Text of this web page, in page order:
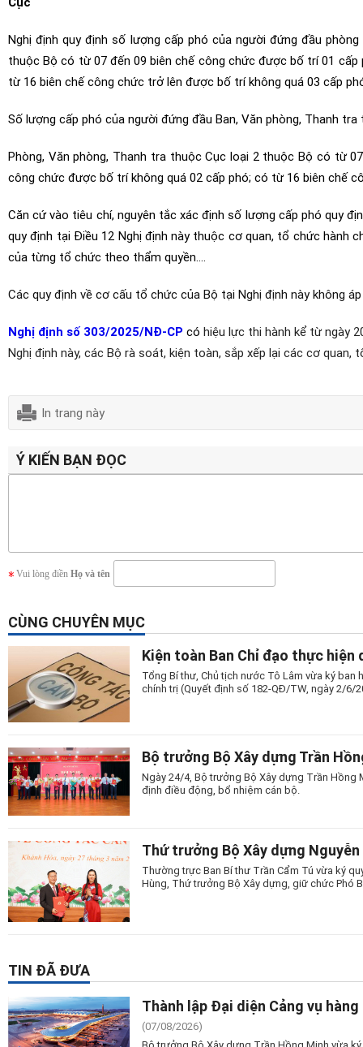
Nghị định quy định số lượng cấp phó của người đứng đầu
thuộc Bộ có từ 07 đến 09 biên chế công chức được bố trí 01
từ 16 biên chế công chức trở lên được bố trí không quá 03 cấp
Số lượng cấp phó của người đứng đầu Ban, Văn phòng, Thanh
Phòng, Văn phòng, Thanh tra thuộc Cục loại 2 thuộc Bộ có từ
công chức được bố trí không quá 02 cấp phó; có từ 16 biên chế
Căn cứ vào tiêu chí, nguyên tắc xác định số lượng cấp phó quy
quy định tại Điều 12 Nghị định này thuộc cơ quan, tổ chức hành
của từng tổ chức theo thẩm quyền….
Các quy định về cơ cấu tổ chức của Bộ tại Nghị định này không
Nghị định số 303/2025/NĐ-CP có hiệu lực thi hành kể từ ngày
Nghị định này, các Bộ rà soát, kiện toàn, sắp xếp lại các cơ
In trang này
Ý KIẾN BẠN ĐỌC
Vui lòng điền Họ và tên
CÙNG CHUYÊN MỤC
Kiện toàn Ban Chỉ đạo thực
Tổng Bí thư, Chủ tịch nước Tô Lâm vừa ký
chính trị (Quyết định số 182-QĐ/TW, ngày 2/6/
Bộ trưởng Bộ Xây dựng Trần
Ngày 24/4, Bộ trưởng Bộ Xây dựng Trần
định điều động, bổ nhiệm cán bộ.
Thứ trưởng Bộ Xây dựng
Thường trực Ban Bí thư Trần Cẩm Tú vừa ký
Hùng, Thứ trưởng Bộ Xây dựng, giữ chức Phó
TIN ĐÃ ĐƯA
Thành lập Đại diện Cảng vụ
(07/08/2026)